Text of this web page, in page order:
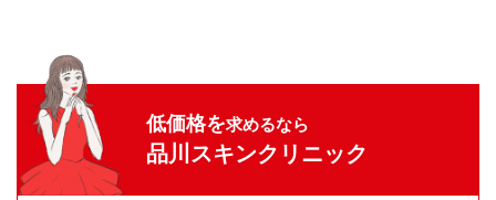
低価格を求めるなら
品川スキンクリニック